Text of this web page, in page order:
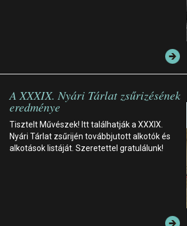
A XXXIX. Nyári Tárlat zsűrizésének
eredménye
Tisztelt Művészek! Itt találhatják a XXXIX.
Nyári Tárlat zsűrijén továbbjutott alkotók és
alkotások listáját. Szeretettel gratulálunk!